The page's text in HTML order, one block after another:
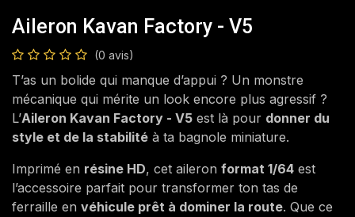
Aileron Kavan Factory - V5
(0 avis)
T’as un bolide qui manque d’appui ? Un monstre
mécanique qui mérite un look encore plus agressif ?
L’Aileron Kavan Factory - V5 est là pour donner du
style et de la stabilité à ta bagnole miniature.
Imprimé en résine HD, cet aileron format 1/64 est
l’accessoire parfait pour transformer ton tas de
ferraille en véhicule prêt à dominer la route. Que ce